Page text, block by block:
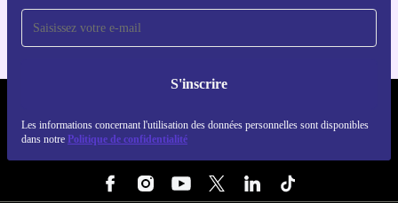
S'inscrire
Les informations concernant l'utilisation des données personnelles sont disponibles
dans notre Politique de confidentialité